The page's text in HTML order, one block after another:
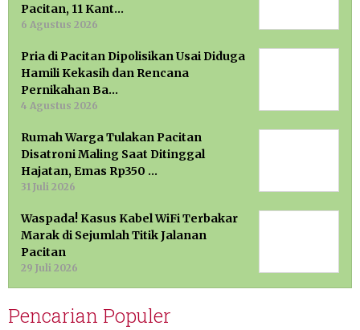
Pacitan, 11 Kant…
6 Agustus 2026
Pria di Pacitan Dipolisikan Usai Diduga
Hamili Kekasih dan Rencana
Pernikahan Ba…
4 Agustus 2026
Rumah Warga Tulakan Pacitan
Disatroni Maling Saat Ditinggal
Hajatan, Emas Rp350 …
31 Juli 2026
Waspada! Kasus Kabel WiFi Terbakar
Marak di Sejumlah Titik Jalanan
Pacitan
29 Juli 2026
Pencarian Populer